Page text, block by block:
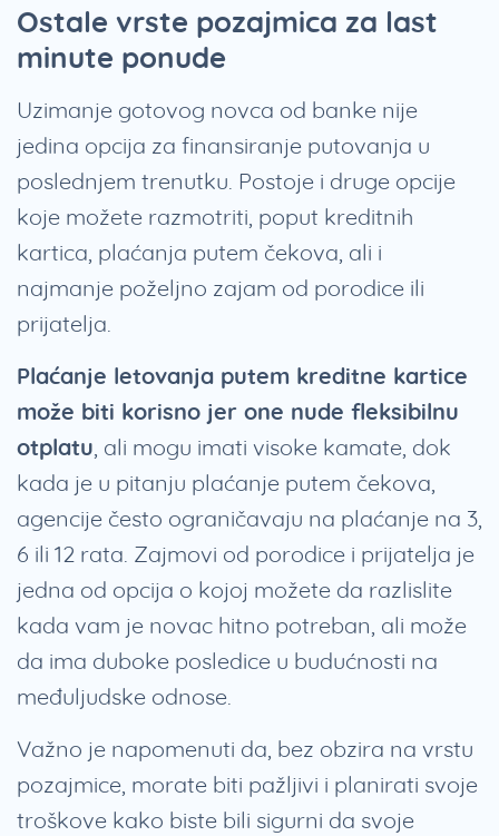
Ostale vrste pozajmica za last
minute ponude
Uzimanje gotovog novca od banke nije
jedina opcija za finansiranje putovanja u
poslednjem trenutku. Postoje i druge opcije
koje možete razmotriti, poput kreditnih
kartica, plaćanja putem čekova, ali i
najmanje poželjno zajam od porodice ili
prijatelja.
Plaćanje letovanja putem kreditne kartice
može biti korisno jer one nude fleksibilnu
otplatu, ali mogu imati visoke kamate, dok
kada je u pitanju plaćanje putem čekova,
agencije često ograničavaju na plaćanje na 3,
6 ili 12 rata. Zajmovi od porodice i prijatelja je
jedna od opcija o kojoj možete da razlislite
kada vam je novac hitno potreban, ali može
da ima duboke posledice u budućnosti na
međuljudske odnose.
Važno je napomenuti da, bez obzira na vrstu
pozajmice, morate biti pažljivi i planirati svoje
troškove kako biste bili sigurni da svoje